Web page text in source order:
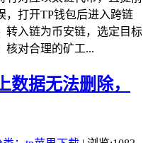
，打开TP钱包后进入跨链
转入链为币安链，选定目标
核对合理的矿工...
据无法删除，